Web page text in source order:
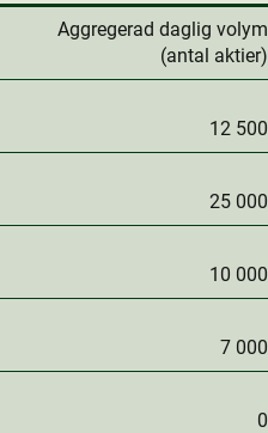
Aggregerad daglig volym
(antal aktie­r)
12 500
25 000
10 000
7 000
0